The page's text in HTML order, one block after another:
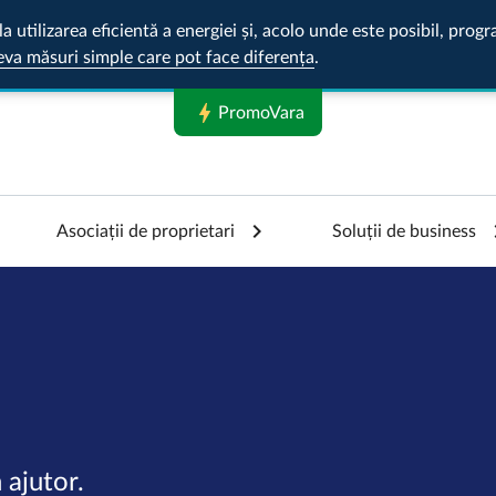
utilizarea eficientă a energiei și, acolo unde este posibil,
măsuri simple care pot face diferența.
Asociații de proprietari Soluții de business
ajutor.
bolt PromoVara